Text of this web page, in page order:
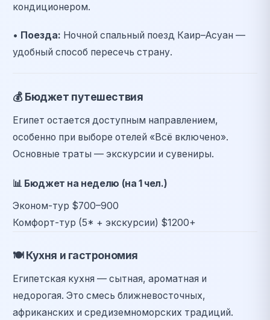
кондиционером.
• Поезда: Ночной спальный поезд Каир–Асуан —
удобный способ пересечь страну.
💰Бюджет путешествия
Египет остается доступным направлением,
особенно при выборе отелей «Всё включено».
Основные траты — экскурсии и сувениры.
📊 Бюджет на неделю (на 1 чел.)
Эконом-тур $700–900
Комфорт-тур (5* + экскурсии) $1200+
🍽️Кухня и гастрономия
Египетская кухня — сытная, ароматная и
недорогая. Это смесь ближневосточных,
африканских и средиземноморских традиций.